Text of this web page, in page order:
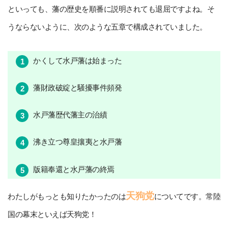
といっても、藩の歴史を順番に説明されても退屈ですよね。そ
うならないように、次のような五章で構成されていました。
かくして水戸藩は始まった
藩財政破綻と騒擾事件頻発
水戸藩歴代藩主の治績
沸き立つ尊皇攘夷と水戸藩
版籍奉還と水戸藩の終焉
わたしがもっとも知りたかったのは天狗党についてです。常陸
国の幕末といえば天狗党！